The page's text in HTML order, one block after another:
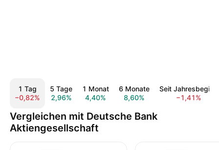
1 Tag
−0,82%
5 Tage
2,96%
1 Monat
4,40%
6 Monate
8,60%
Seit Jahresbeginn
−1,41%
Vergleichen mit Deutsche Bank
Aktiengesellschaft